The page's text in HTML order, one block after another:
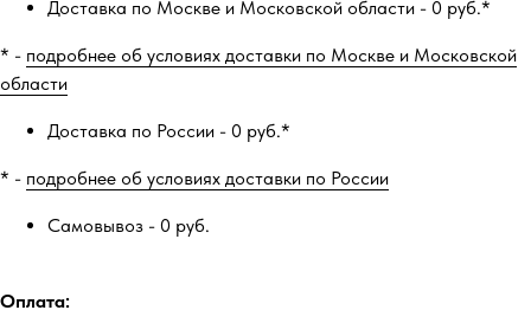
Доставка по Москве и Московской области - 0 руб.*
* - подробнее об условиях доставки по Москве и Московской
области
Доставка по России - 0 руб.*
* - подробнее об условиях доставки по России
Самовывоз - 0 руб.
Оплата: